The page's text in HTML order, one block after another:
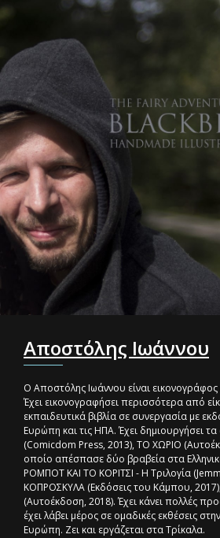
Αποστόλης Ιωάννου
Ο Αποστόλης Ιωάννου είναι
Έχει εικονογραφήσει περισσότερα από
εκπαιδευτικά βιβλία σε συνεργασία με
Ευρώπη και τις ΗΠΑ. Έχει δημιουργήσει
(Comicdom Press, 2013), ΤΟ ΧΩΡΙΟ
οποίο απέσπασε δύο βραβεία στα
ΡΟΜΠΟΤ ΚΑΙ ΤΟ ΚΟΡΙΤΣΙ - Η Τριλογία
ΚΟΠΡΟΣΚΥΛΑ (Εκδόσεις του Κάμπου, 2017),
(Αυτοέκδοση, 2018). Έχει κάνει πολλές
έχει λάβει μέρος σε ομαδικές εκθέσεις
Ευρώπη. Ζει και εργάζεται στα Τρίκαλα.